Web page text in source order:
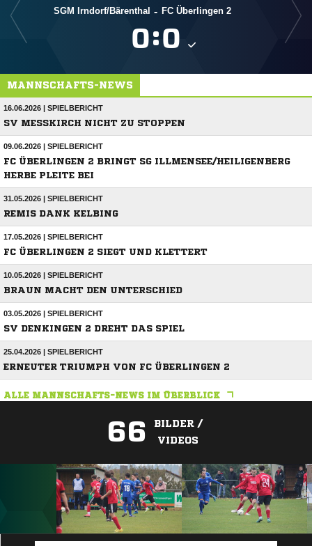
SGM Irndorf/​Bärenthal - FC Überlingen 2
:
MANNSCHAFTS-NEWS
16.06.2026 | SPIELBERICHT
SV MESSKIRCH NICHT ZU STOPPEN
09.06.2026 | SPIELBERICHT
FC ÜBERLINGEN 2 BRINGT SG ILLMENSEE/HEILIGENBERG
HERBE PLEITE BEI
31.05.2026 | SPIELBERICHT
REMIS DANK KELBING
17.05.2026 | SPIELBERICHT
FC ÜBERLINGEN 2 SIEGT UND KLETTERT
10.05.2026 | SPIELBERICHT
BRAUN MACHT DEN UNTERSCHIED
03.05.2026 | SPIELBERICHT
SV DENKINGEN 2 DREHT DAS SPIEL
25.04.2026 | SPIELBERICHT
ERNEUTER TRIUMPH VON FC ÜBERLINGEN 2
ALLE MANNSCHAFTS-NEWS IM ÜBERBLICK
66
BILDER /
VIDEOS
ANZEIGE